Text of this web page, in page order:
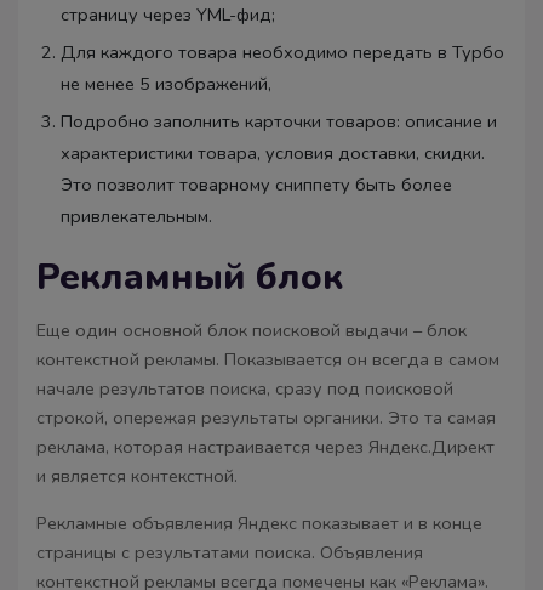
страницу через YML-фид;
Для каждого товара необходимо передать в Турбо
не менее 5 изображений,
Подробно заполнить карточки товаров: описание и
характеристики товара, условия доставки, скидки.
Это позволит товарному сниппету быть более
привлекательным.
Рекламный блок
Еще один основной блок поисковой выдачи – блок
контекстной рекламы. Показывается он всегда в самом
начале результатов поиска, сразу под поисковой
строкой, опережая результаты органики. Это та самая
реклама, которая настраивается через Яндекс.Директ
и является контекстной.
Рекламные объявления Яндекс показывает и в конце
страницы с результатами поиска. Объявления
контекстной рекламы всегда помечены как «Реклама».